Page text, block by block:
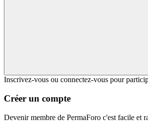
Inscrivez-vous ou connectez-vous pour
Créer un compte
Devenir membre de PermaForo c'est facile et